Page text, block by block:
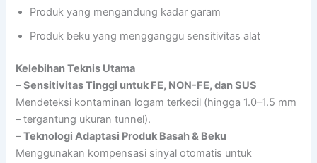
Produk yang mengandung kadar garam
Produk beku yang mengganggu sensitivitas alat
Kelebihan Teknis Utama
–Sensitivitas Tinggi untuk FE, NON-FE, dan SUS
Mendeteksi kontaminan logam terkecil (hingga 1.0–1.5 mm
– tergantung ukuran tunnel).
–Teknologi Adaptasi Produk Basah & Beku
Menggunakan kompensasi sinyal otomatis untuk